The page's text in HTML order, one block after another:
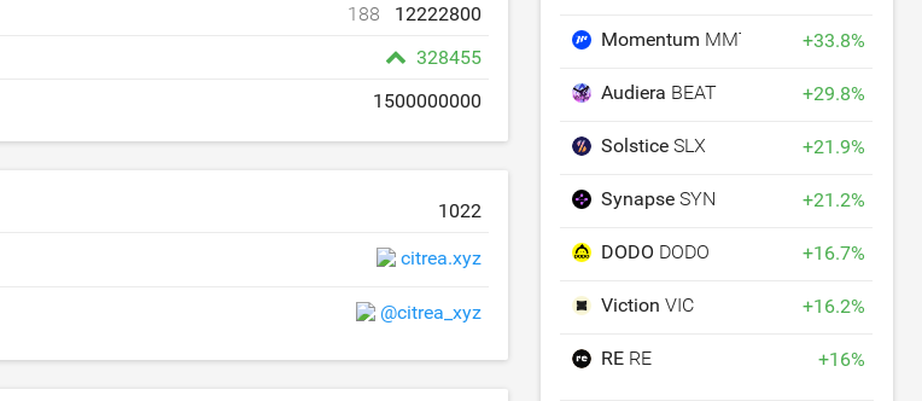
188
12222800
328455
1500000000
1022
citrea.xyz
@citrea_xyz
Momentum MMT +33.8%
Audiera BEAT +29.8%
SolsticeSLX +21.9%
SynapseSYN +21.2%
DODO DODO +16.7%
VictionVIC +16.2%
RE RE +16%